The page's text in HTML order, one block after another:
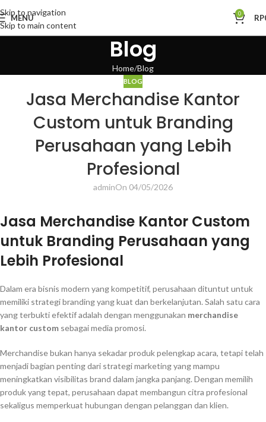
Skip to navigation
Skip to main content
MENU 0 RP
Blog
Home Blog
BLOG
Jasa Merchandise Kantor
Custom untuk Branding
Perusahaan yang Lebih
Profesional
adminOn 04/05/2026
Jasa Merchandise Kantor Custom
untuk Branding Perusahaan yang
Lebih Profesional
Dalam era bisnis modern yang kompetitif, perusahaan dituntut untuk
memiliki strategi branding yang kuat dan berkelanjutan. Salah satu cara
yang terbukti efektif adalah dengan menggunakan merchandise
kantor custom sebagai media promosi.
Merchandise bukan hanya sekadar produk pelengkap acara, tetapi telah
menjadi bagian penting dari strategi marketing yang mampu
meningkatkan visibilitas brand dalam jangka panjang. Dengan memilih
produk yang tepat, perusahaan dapat membangun citra profesional
sekaligus memperkuat hubungan dengan pelanggan dan klien.